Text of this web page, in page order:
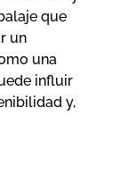
que
un
una
influir
y,